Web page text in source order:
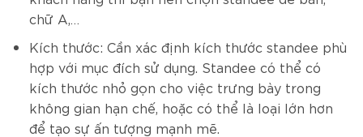
chữ A,…
Kích thước: Cần xác định kích thước standee phù
hợp với mục đích sử dụng. Standee có thể có
kích thước nhỏ gọn cho việc trưng bày trong
không gian hạn chế, hoặc có thể là loại lớn hơn
để tạo sự ấn tượng mạnh mẽ.